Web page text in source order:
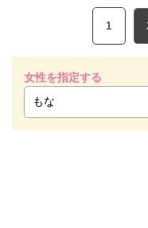
1
女性を指定する